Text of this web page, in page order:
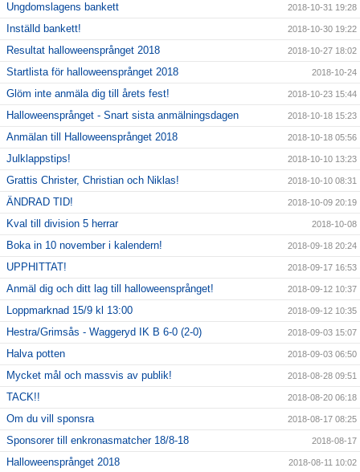
Ungdomslagens bankett 2018-10-31 19:28
Inställd bankett! 2018-10-30 19:22
Resultat halloweensprånget 2018 2018-10-27 18:02
Startlista för halloweensprånget 2018 2018-10-24
Glöm inte anmäla dig till årets fest! 2018-10-23 15:44
Halloweensprånget - Snart sista anmälningsdagen 2018-10-18 15:23
Anmälan till Halloweensprånget 2018 2018-10-18 05:56
Julklappstips! 2018-10-10 13:23
Grattis Christer, Christian och Niklas! 2018-10-10 08:31
ÄNDRAD TID! 2018-10-09 20:19
Kval till division 5 herrar 2018-10-08
Boka in 10 november i kalendern! 2018-09-18 20:24
UPPHITTAT! 2018-09-17 16:53
Anmäl dig och ditt lag till halloweensprånget! 2018-09-12 10:37
Loppmarknad 15/9 kl 13:00 2018-09-12 10:35
Hestra/Grimsås - Waggeryd IK B 6-0 (2-0) 2018-09-03 15:07
Halva potten 2018-09-03 06:50
Mycket mål och massvis av publik! 2018-08-28 09:51
TACK!! 2018-08-20 06:18
Om du vill sponsra 2018-08-17 08:25
Sponsorer till enkronasmatcher 18/8-18 2018-08-17
Halloweensprånget 2018 2018-08-11 10:02